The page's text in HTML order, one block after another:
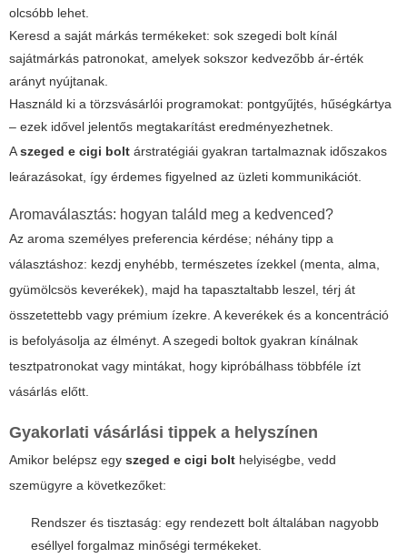
olcsóbb lehet.
Keresd a saját márkás termékeket: sok szegedi bolt kínál
sajátmárkás patronokat, amelyek sokszor kedvezőbb ár-érték
arányt nyújtanak.
Használd ki a törzsvásárlói programokat: pontgyűjtés, hűségkártya
– ezek idővel jelentős megtakarítást eredményezhetnek.
Aszeged e cigi bolt árstratégiái gyakran tartalmaznak időszakos
leárazásokat, így érdemes figyelned az üzleti kommunikációt.
Aromaválasztás: hogyan találd meg a kedvenced?
Az aroma személyes preferencia kérdése; néhány tipp a
választáshoz: kezdj enyhébb, természetes ízekkel (menta, alma,
gyümölcsös keverékek), majd ha tapasztaltabb leszel, térj át
összetettebb vagy prémium ízekre. A keverékek és a koncentráció
is befolyásolja az élményt. A szegedi boltok gyakran kínálnak
tesztpatronokat vagy mintákat, hogy kipróbálhass többféle ízt
vásárlás előtt.
Gyakorlati vásárlási tippek a helyszínen
Amikor belépsz egy szeged e cigi bolt helyiségbe, vedd
szemügyre a következőket:
Rendszer és tisztaság: egy rendezett bolt általában nagyobb
eséllyel forgalmaz minőségi termékeket.